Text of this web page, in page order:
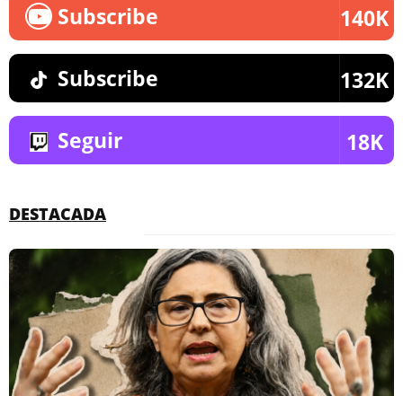
Subscribe 140K
Subscribe 132K
Seguir 18K
DESTACADA